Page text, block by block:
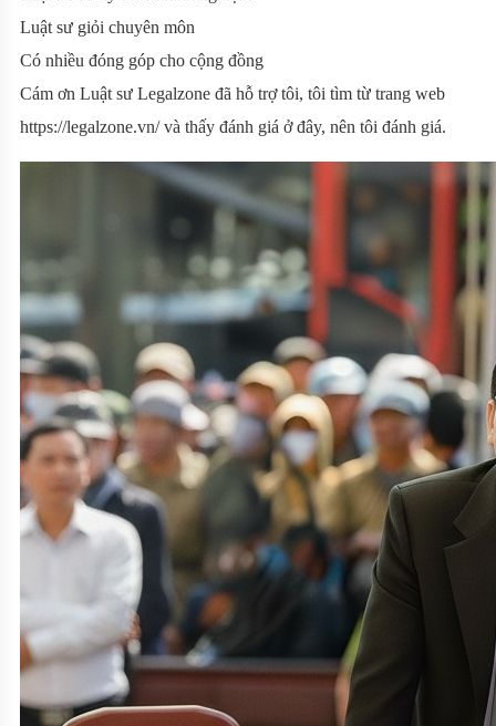
Luật sư giỏi chuyên môn
Có nhiều đóng góp cho cộng đồng
Cám ơn Luật sư Legalzone đã hỗ trợ tôi, tôi tìm từ trang web
https://legalzone.vn/ và thấy đánh giá ở đây, nên tôi đánh giá.